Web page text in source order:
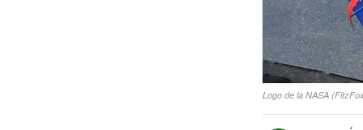
Logo de la NASA